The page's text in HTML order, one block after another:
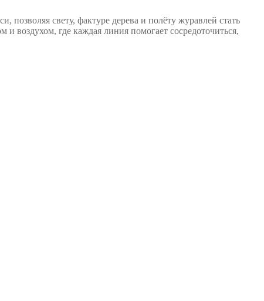
позволяя свету, фактуре дерева и полёту журавлей стать
воздухом, где каждая линия помогает сосредоточиться,